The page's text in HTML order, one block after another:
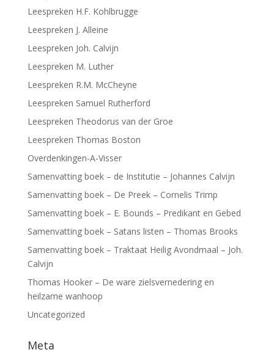
Leespreken H.F. Kohlbrugge
Leespreken J. Alleine
Leespreken Joh. Calvijn
Leespreken M. Luther
Leespreken R.M. McCheyne
Leespreken Samuel Rutherford
Leespreken Theodorus van der Groe
Leespreken Thomas Boston
Overdenkingen-A-Visser
Samenvatting boek – de Institutie – Johannes Calvijn
Samenvatting boek – De Preek – Cornelis Trimp
Samenvatting boek – E. Bounds – Predikant en Gebed
Samenvatting boek – Satans listen – Thomas Brooks
Samenvatting boek – Traktaat Heilig Avondmaal – Joh.
Calvijn
Thomas Hooker – De ware zielsvernedering en
heilzame wanhoop
Uncategorized
Meta